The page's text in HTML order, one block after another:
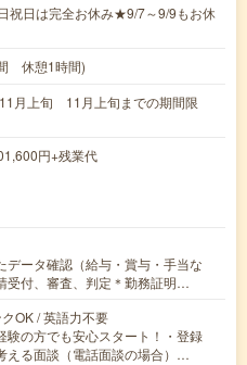
祝日は完全お休み★9/7～9/9もお休
休憩1時間)
11月上旬 11月上旬までの期間限
円+残業代
データ確認（給与・賞与・手当な
受付、審査、判定＊勤務証明…
OK / 英語力不要
験の方でも安心スタート！・登録
える面談（電話面談の場合）…